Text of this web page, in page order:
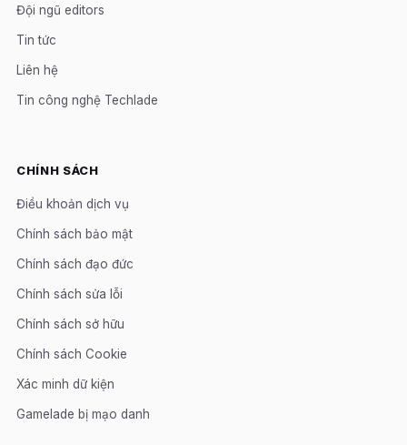
Đội ngũ editors
Tin tức
Liên hệ
Tin công nghệ Techlade
CHÍNH SÁCH
Điều khoản dịch vụ
Chính sách bảo mật
Chính sách đạo đức
Chính sách sửa lỗi
Chính sách sở hữu
Chính sách Cookie
Xác minh dữ kiện
Gamelade bị mạo danh